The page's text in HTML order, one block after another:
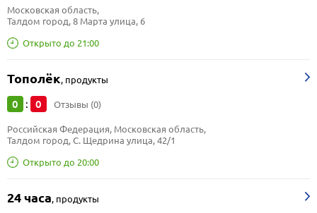
Открыто до 21:00
Московская область,
Талдом город, 8 Марта улица, 6
Тополёк, продукты
0 : 0 Отзывы (0)
Открыто до 20:00
Российская Федерация, Московская область,
Талдом город, С. Щедрина улица, 42/1
24 часа, продукты